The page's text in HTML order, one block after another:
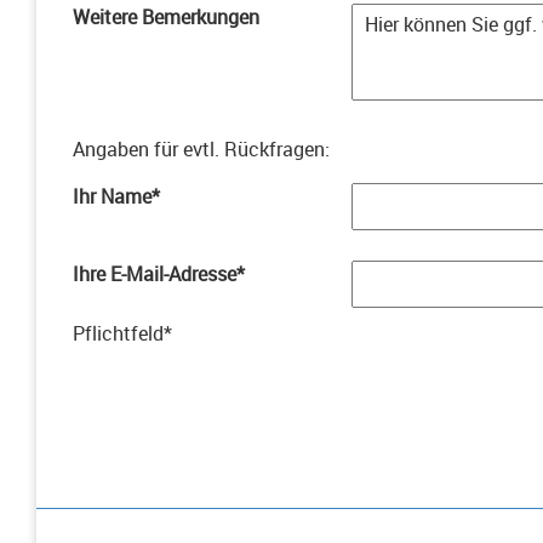
Weitere Bemerkungen
Angaben für evtl. Rückfragen:
Ihr Name*
Ihre E-Mail-Adresse*
Pflichtfeld*